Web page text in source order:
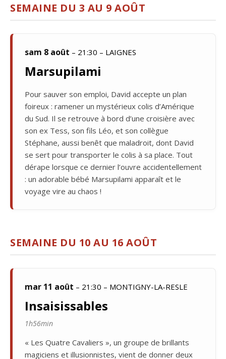
SEMAINE DU 3 AU 9 AOÛT
sam 8 août – 21:30 – LAIGNES
Marsupilami
Pour sauver son emploi, David accepte un plan
foireux : ramener un mystérieux colis d’Amérique
du Sud. Il se retrouve à bord d’une croisière avec
son ex Tess, son fils Léo, et son collègue
Stéphane, aussi benêt que maladroit, dont David
se sert pour transporter le colis à sa place. Tout
dérape lorsque ce dernier l’ouvre accidentellement
: un adorable bébé Marsupilami apparaît et le
voyage vire au chaos !
SEMAINE DU 10 AU 16 AOÛT
mar 11 août – 21:30 – MONTIGNY-LA-RESLE
Insaisissables
1h56min
« Les Quatre Cavaliers », un groupe de brillants
magiciens et illusionnistes, vient de donner deux